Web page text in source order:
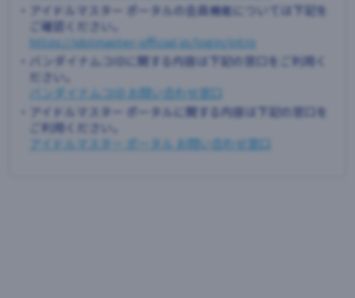
・アイドルマスター ポータルの会員機能については下記を
ご確認ください。
https://idolmaster-official.jp/login/intro
・バンダイナムコIDに関する内容は下記の窓口をご利用く
ださい。
バンダイナムコID お問い合わせ窓口
・アイドルマスター ポータルに関する内容は下記の窓口を
ご利用ください。
アイドルマスター ポータル お問い合わせ窓口